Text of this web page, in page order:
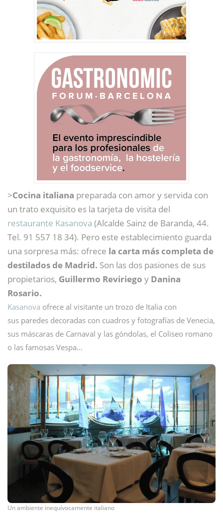
>Cocina italiana preparada con amor y servida con
un trato exquisito es la tarjeta de visita del
restaurante Kasanova (Alcalde Sainz de Baranda, 44.
Tel. 91 557 18 34). Pero este establecimiento guarda
una sorpresa más: ofrece la carta más completa de
destilados de Madrid. Son las dos pasiones de sus
propietarios, Guillermo Reviriego y Danina
Rosario.
Kasanova ofrece al visitante un trozo de Italia con
sus paredes decoradas con cuadros y fotografías de Venecia,
sus máscaras de Carnaval y las góndolas, el Coliseo romano
o las famosas Vespa…
Un ambiente inequívocamente italiano